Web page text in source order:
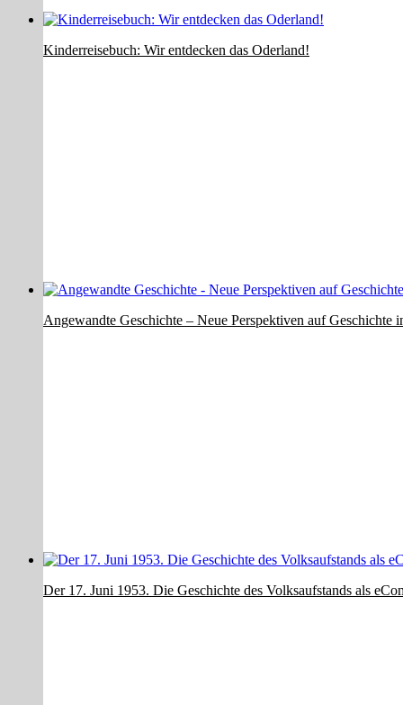
Kinderreisebuch: Wir entdecken das Oderland!
Angewandte Geschichte – Neue Perspektiven auf Geschichte
Der 17. Juni 1953. Die Geschichte des Volksaufstands als